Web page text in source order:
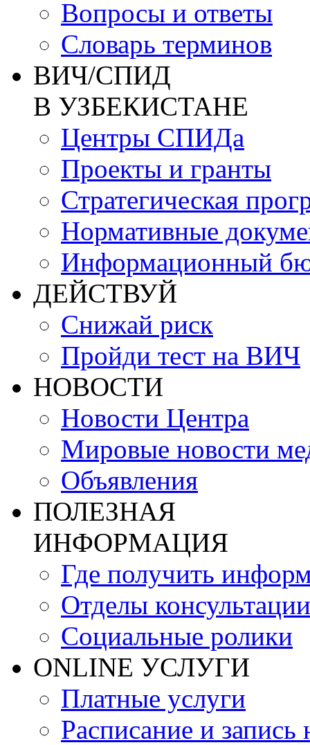
Вопросы и ответы
Словарь терминов
ВИЧ/СПИД
В УЗБЕКИСТАНЕ
Центры СПИДа
Проекты и гранты
Стратегическая
Нормативные
Информационный
ДЕЙСТВУЙ
Снижай риск
Пройди тест на ВИЧ
НОВОСТИ
Новости Центра
Мировые новости
Объявления
ПОЛЕЗНАЯ
ИНФОРМАЦИЯ
Где получить
Отделы консультации
Социальные ролики
ONLINE УСЛУГИ
Платные услуги
Расписание и запись